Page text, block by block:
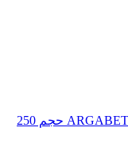
بالم نرم کننده مو فر دیکسون مدل ARGABETA حجم 250